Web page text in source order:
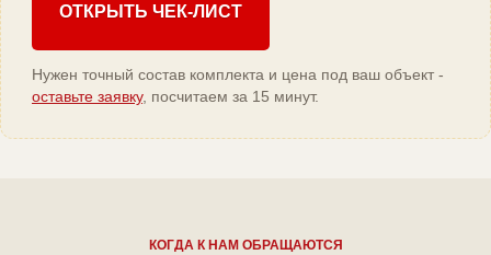
ОТКРЫТЬ ЧЕК-ЛИСТ
Нужен точный состав комплекта и цена под ваш объект -
оставьте заявку, посчитаем за 15 минут.
КОГДА К НАМ ОБРАЩАЮТСЯ